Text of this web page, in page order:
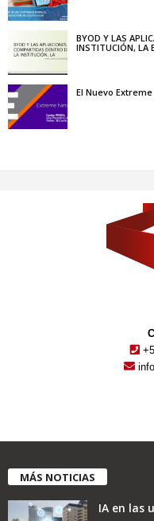
BYOD Y LAS
INSTITUCIÓN, LA
El Nuevo
MÁS NOTICIAS
IA en las